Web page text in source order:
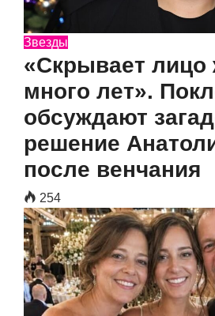
Звезды
«Скрывает
много лет».
обсуждают
решение
после венчания
254